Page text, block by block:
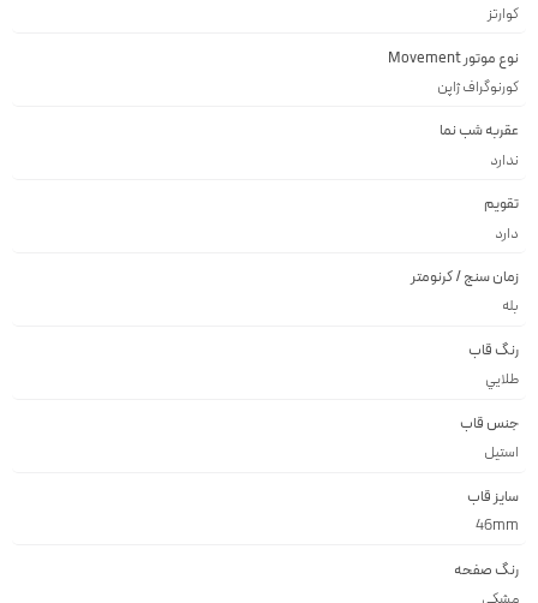
کوارتز
نوع موتور Movement
کورنوگراف ژاپن
عقربه شب نما
ندارد
تقویم
دارد
زمان سنج / کرنومتر
رنگ قاب
طلايي
جنس قاب
استيل
سایز قاب
46mm
رنگ صفحه